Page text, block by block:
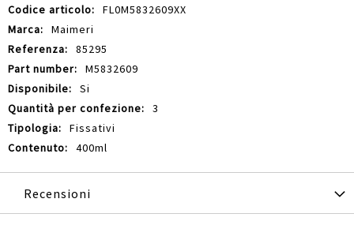
Maggiori
Informazioni
FL0M5832609XX
Maimeri
85295
M5832609
Si
3
Fissativi
400ml
Recensioni